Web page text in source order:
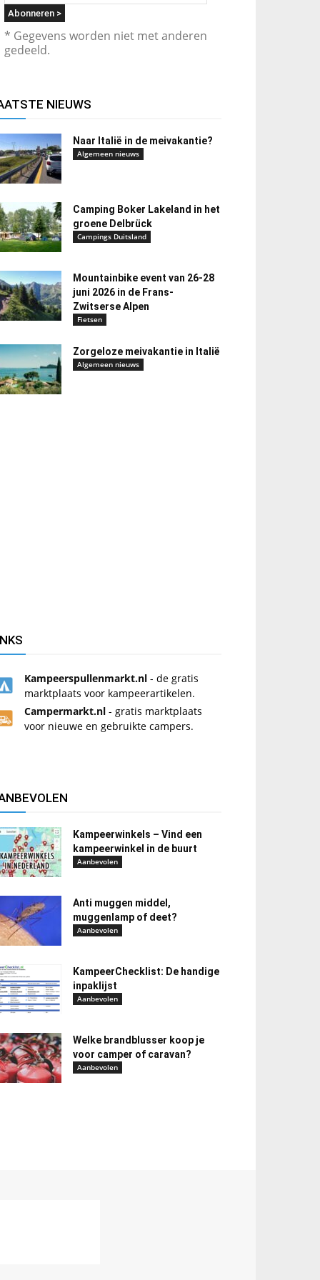
* Gegevens worden niet met anderen
gedeeld.
NIEUWS
Naar Italië in de meivakantie?
Algemeen nieuws
Camping Boker Lakeland in het
groene Delbrück
Campings Duitsland
Mountainbike event van 26-28
juni 2026 in de Frans-
Zwitserse Alpen
Fietsen
Zorgeloze meivakantie in Italië
Algemeen nieuws
Kampeerspullenmarkt.nl - de gratis
marktplaats voor kampeerartikelen.
Campermarkt.nl - gratis marktplaats
voor nieuwe en gebruikte campers.
Kampeerwinkels – Vind een
kampeerwinkel in de buurt
Aanbevolen
Anti muggen middel,
muggenlamp of deet?
Aanbevolen
KampeerChecklist: De handige
inpaklijst
Aanbevolen
Welke brandblusser koop je
voor camper of caravan?
Aanbevolen